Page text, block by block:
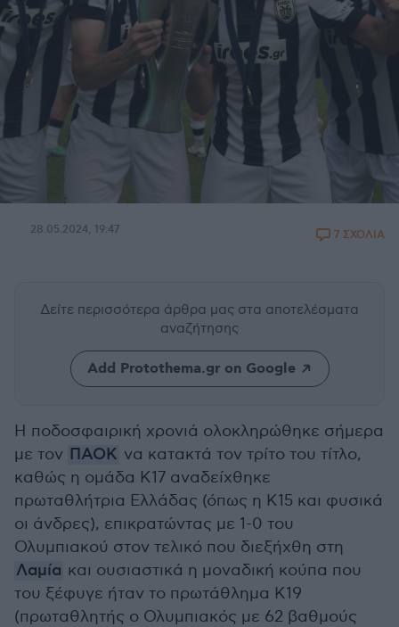
28.05.2024, 19:47 7 ΣΧΟΛΙΑ
Δείτε περισσότερα άρθρα μας στα αποτελέσματα
αναζήτησης
Add Protothema.gr on Google
Η ποδοσφαιρική χρονιά ολοκληρώθηκε σήμερα
με τον ΠΑΟΚ να κατακτά τον τρίτο του τίτλο,
καθώς η ομάδα Κ17 αναδείχθηκε
πρωταθλήτρια Ελλάδας (όπως η Κ15 και φυσικά
οι άνδρες), επικρατώντας με 1-0 του
Ολυμπιακού στον τελικό που διεξήχθη στη
Λαμία και ουσιαστικά η μοναδική κούπα που
του ξέφυγε ήταν το πρωτάθλημα Κ19
(πρωταθλητής ο Ολυμπιακός με 62 βαθμούς